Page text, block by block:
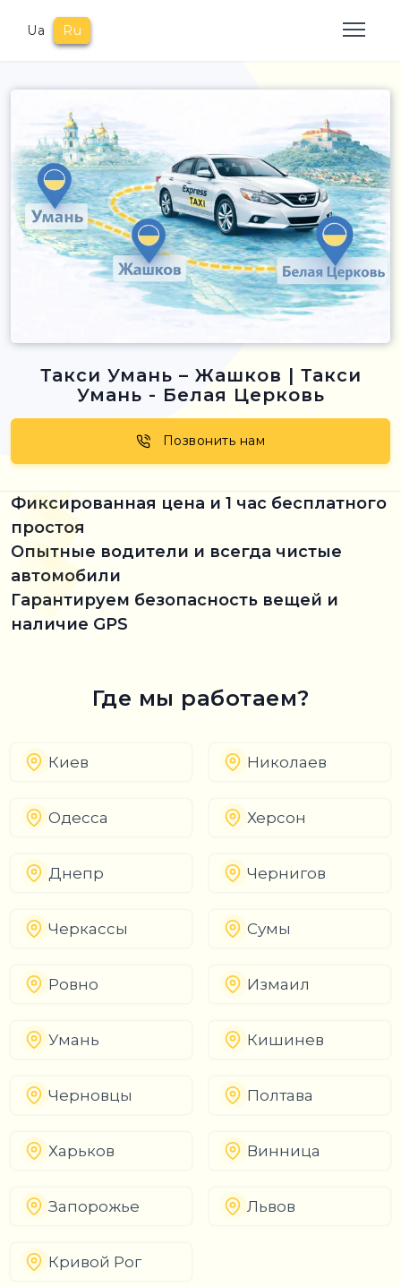
Ua Ru
Такси Умань – Жашков | Такси
Умань - Белая Церковь
Позвонить нам
Фиксированная цена и 1 час бесплатного
простоя
Опытные водители и всегда чистые
автомобили
Гарантируем безопасность вещей и
наличие GPS
Где мы работаем?
Киев Николаев
Одесса Херсон
Днепр Чернигов
Черкассы Сумы
Ровно Измаил
Умань Кишинев
Черновцы Полтава
Харьков Винница
Запорожье Львов
Кривой Рог